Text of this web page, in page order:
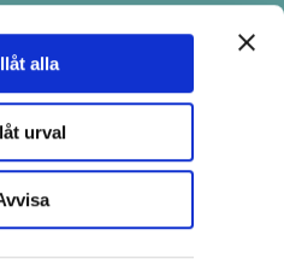
alla
urval
tips & fina erbjudanden via